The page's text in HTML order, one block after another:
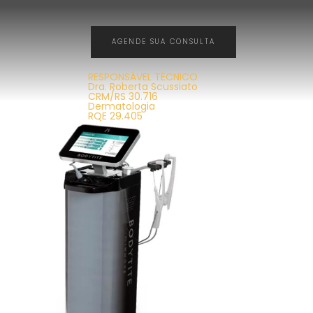
AGENDE SUA CONSULTA
RESPONSÁVEL TÉCNICO
Dra. Roberta Scussiato
CRM/RS 30.716
Dermatologia
RQE 29.405